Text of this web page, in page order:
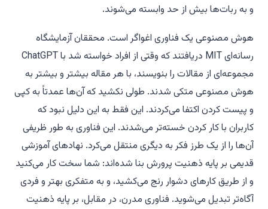
و به ربات‌ها بیش از حد وابسته می‌شوند.
هوش مصنوعی یک فناوری اغواگر است. محققان آزمایشگاه
رسانه‌ای MIT دریافتند که وقتی از افراد خواسته شد با ChatGPT
مجموعه‌ای از مقالات را بنویسند، با هر مقاله بیشتر و بیشتر به
هوش مصنوعی متکی شدند. طولی نکشید که آن‌ها عمدتاً به کپی
و پیست کردن اکتفا می‌کردند. این فقط به این دلیل نبود که
کاربران با کار کردن خسته‌تر می‌شدند. این فناوری به طور ظریفی
آن‌ها را از یک طرز فکر به دیگری منتقل می‌کرد. نهادهای آموزشی
قدیمی بر پایه ذهنیت پرورش بنا شده‌اند: شما سخت کار می‌کنید
و از طریق کارهای دشوار رنج می‌کشید، و به متفکری بهتر و فردی
آگاه‌تر تبدیل می‌شوید. فناوری مدرن، در مقابل، بر پایه ذهنیت